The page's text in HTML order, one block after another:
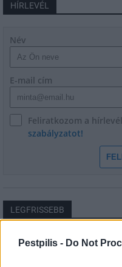
Pestpilis - Do Not
HÍRLEVÉL
Név
E-mail cím
Feliratkozom a
szabályzatot!
LEGFRISSEBB
Országos